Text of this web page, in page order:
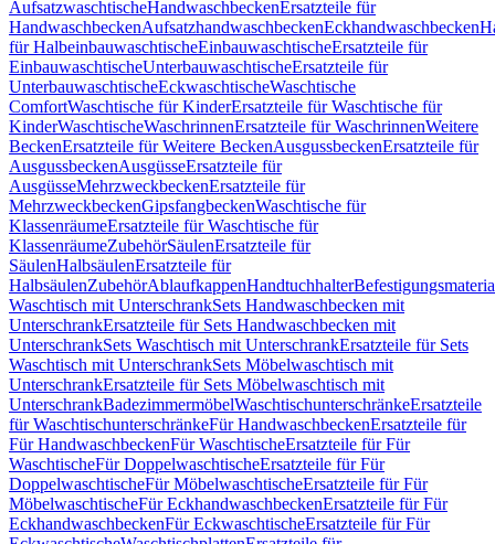
AufsatzwaschtischeHandwaschbeckenErsatzteile für
HandwaschbeckenAufsatzhandwaschbeckenEckhandwaschbecken
für HalbeinbauwaschtischeEinbauwaschtischeErsatzteile für
EinbauwaschtischeUnterbauwaschtischeErsatzteile für
UnterbauwaschtischeEckwaschtischeWaschtische
ComfortWaschtische für KinderErsatzteile für Waschtische für
KinderWaschtischeWaschrinnenErsatzteile für WaschrinnenWeitere
BeckenErsatzteile für Weitere BeckenAusgussbeckenErsatzteile für
AusgussbeckenAusgüsseErsatzteile für
AusgüsseMehrzweckbeckenErsatzteile für
MehrzweckbeckenGipsfangbeckenWaschtische für
KlassenräumeErsatzteile für Waschtische für
KlassenräumeZubehörSäulenErsatzteile für
SäulenHalbsäulenErsatzteile für
HalbsäulenZubehörAblaufkappenHandtuchhalter
Waschtisch mit UnterschrankSets Handwaschbecken mit
UnterschrankErsatzteile für Sets Handwaschbecken mit
UnterschrankSets Waschtisch mit UnterschrankErsatzteile für Sets
Waschtisch mit UnterschrankSets Möbelwaschtisch mit
UnterschrankErsatzteile für Sets Möbelwaschtisch mit
UnterschrankBadezimmermöbelWaschtischunterschränkeErsatzteile
für WaschtischunterschränkeFür HandwaschbeckenErsatzteile für
Für HandwaschbeckenFür WaschtischeErsatzteile für Für
WaschtischeFür DoppelwaschtischeErsatzteile für Für
DoppelwaschtischeFür MöbelwaschtischeErsatzteile für Für
MöbelwaschtischeFür EckhandwaschbeckenErsatzteile für Für
EckhandwaschbeckenFür EckwaschtischeErsatzteile für Für